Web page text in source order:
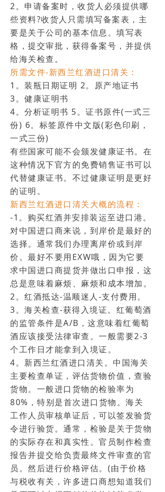
2。申请备案时，收货人必须提供哪
些资料?收货人只需填写备案表，主
要是关于公司的基本信息。填写表
格，提交审批，获得备案号，并提供
给海关检查。
所需文件-新西兰红酒进口清关：
1。装瓶日期证明 2。原产地证书
3。健康证明书
4。分析证明书 5。证书原件(一式三
份) 6。标签原件中文版(彩色印刷，
一式三份)
有些国家可能不会颁发健康证书。在
这种情况下官方的免费销售证书可以
代替健康证书。不过健康证明是更好
的证明。
新西兰红酒进口清关大概的流程：
-1。购买红酒并安排装运至进口港。
对中国进口商来说，到岸价是最好的
选择。通常我们办理离岸价或到岸
价。最好不要用EXW哦，因为它要
求中国进口商提货并做出口申报，这
总是意味着麻烦、麻烦和成本增加。
2。红酒抵达-温顺迷人-支付费用。
3。海关检查-获得入境证。红葡萄酒
的监管条件是A/B，这意味着红葡萄
酒应该接受法律审查。一般需要2-3
个工作日才能拿到入境证。
4。新西兰红酒进口清关。中国海关
主要检查单证，评估货物价值，查验
货物。一般进口货物的检验率为
80%，特别是首次进口货物。海关
工作人员审核单证后，可以签发验货
令进行验货。通常，检验是关于货物
的实际存在和真实性。官员制作检查
报告并提交给负责最终文件审查的官
员。然后进行价格评估。(由于价格
与税收有关，许多进口商想知道我们